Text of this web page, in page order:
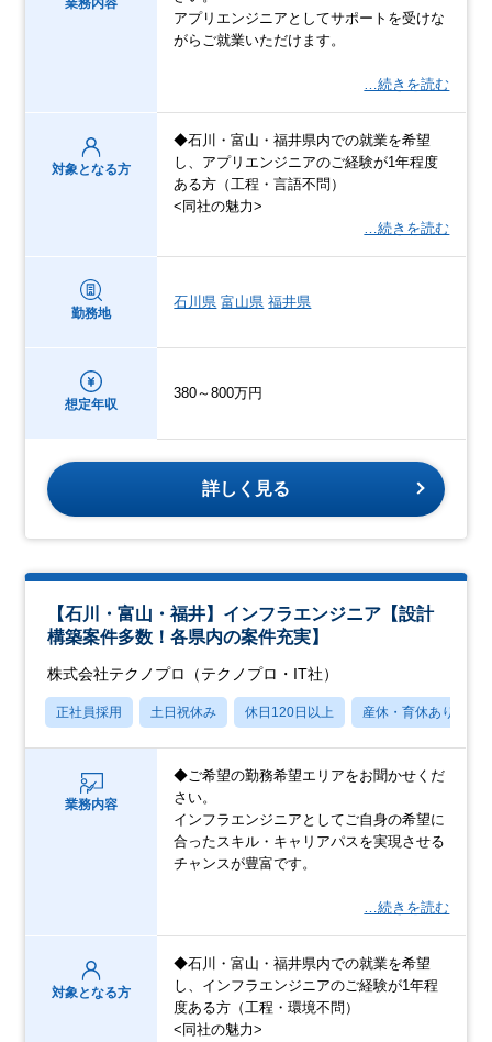
アプリエンジニアとしてサポートを受けな
がらご就業いただけます。
…続きを読む
対象となる方
◆石川・富山・福井県内での就業を希望
し、アプリエンジニアのご経験が1年程度
ある方（工程・言語不問）
<同社の魅力>
…続きを読む
勤務地
石川県 富山県 福井県
想定年収
380～800万円
詳しく見る
【石川・富山・福井】インフラエンジニア【設計
構築案件多数！各県内の案件充実】
株式会社テクノプロ（テクノプロ・IT社）
正社員採用 土日祝休み 休日120日以上 産休・育休あり
業務内容
◆ご希望の勤務希望エリアをお聞かせくだ
さい。
インフラエンジニアとしてご自身の希望に
合ったスキル・キャリアパスを実現させる
チャンスが豊富です。
…続きを読む
対象となる方
◆石川・富山・福井県内での就業を希望
し、インフラエンジニアのご経験が1年程
度ある方（工程・環境不問）
<同社の魅力>